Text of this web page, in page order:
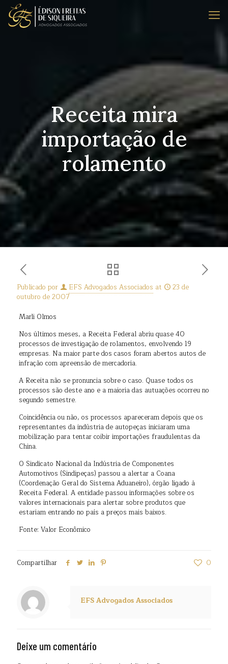
Receita mira
importação de
rolamento
Publicado por EFS Advogados Associados at
23 de
outubro de 2007
Marli Olmos
Nos últimos meses, a Receita Federal abriu quase 40
processos de investigação de rolamentos, envolvendo 19
empresas. Na maior parte dos casos foram abertos autos de
infração com apreensão de mercadoria.
A Receita não se pronuncia sobre o caso. Quase todos os
processos são deste ano e a maioria das autuações ocorreu no
segundo semestre.
Coincidência ou não, os processos apareceram depois que os
representantes da indústria de autopeças iniciaram uma
mobilização para tentar coibir importações fraudulentas da
China.
O Sindicato Nacional da Indústria de Componentes
Automotivos (Sindipeças) passou a alertar a Coana
(Coordenação Geral do Sistema Aduaneiro), órgão ligado à
Receita Federal. A entidade passou informações sobre os
valores internacionais para alertar sobre produtos que
estariam entrando no país a preços mais baixos.
Fonte: Valor Econômico
Compartilhar 0
EFS Advogados Associados
Deixe um comentário